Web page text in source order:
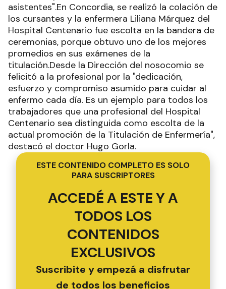
asistentes".En Concordia, se realizó la colación de
los cursantes y la enfermera Liliana Márquez del
Hospital Centenario fue escolta en la bandera de
ceremonias, porque obtuvo uno de los mejores
promedios en sus exámenes de la
titulación.Desde la Dirección del nosocomio se
felicitó a la profesional por la "dedicación,
esfuerzo y compromiso asumido para cuidar al
enfermo cada día. Es un ejemplo para todos los
trabajadores que una profesional del Hospital
Centenario sea distinguida como escolta de la
actual promoción de la Titulación de Enfermería",
destacó el doctor Hugo Gorla.
ESTE CONTENIDO COMPLETO ES SOLO
PARA SUSCRIPTORES
ACCEDÉ A ESTE Y A
TODOS LOS
CONTENIDOS
EXCLUSIVOS
Suscribite y empezá a disfrutar
de todos los beneficios